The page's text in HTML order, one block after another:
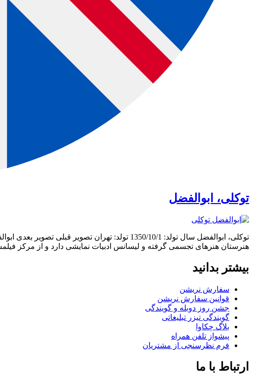
توکلی، ابوالفضل
توکلی، ابوالفضل سال تولد: 1350/10/1 تولد:
هنرستان هنرهای تجسمی گرفته و لیسانس ادبیات نمایشی دارد و از مرکز
بیشتر بدانید
سفارش نریشن
قوانین سفارش نریشن
جشن روز دوبله و گویندگی
گویندگی تیزر تبلیغاتی
بلاگ چکاوا
پیشواز تلفن همراه
فرم نظرسنجی از مشتریان
ارتباط با ما